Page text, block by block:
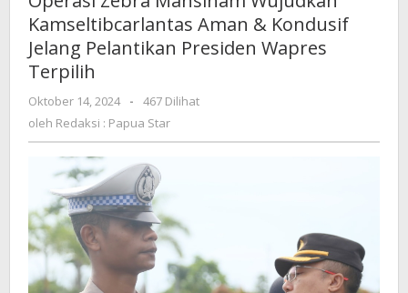
Wujudkan
Kamseltibcarlantas
Aman
Jelang
Presiden
Kamseltibcarlantas Aman & Kondusif
Jelang Pelantikan Presiden Wapres
Terpilih
Oktober 14, 2024
oleh
Redaksi
Star
-
467 Dilihat
oleh Redaksi : Papua Star